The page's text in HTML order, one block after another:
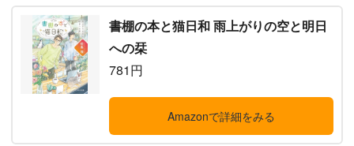
書棚の本と猫日和 雨上がりの空と明日
への栞
781円
Amazonで詳細をみる